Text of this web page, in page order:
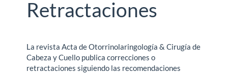
Retractaciones
La revista Acta de Otorrinolaringología & Cirugía de
Cabeza y Cuello publica correcciones o
retractaciones siguiendo las recomendaciones